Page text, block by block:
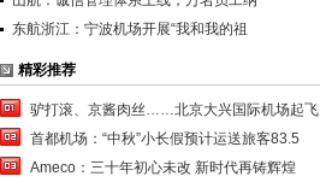
东航浙江：宁波机场开展“我和我的祖
精彩推荐
驴打滚、京酱肉丝……北京大兴国际机场起飞
首都机场：“中秋”小长假预计运送旅客83.5
Ameco：三十年初心未改 新时代再铸辉煌